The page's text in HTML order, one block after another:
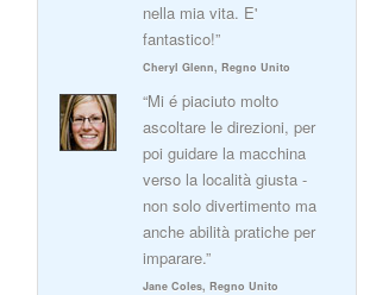
nella mia vita. E'
fantastico!”
Cheryl Glenn, Regno Unito
“Mi é piaciuto molto
ascoltare le direzioni, per
poi guidare la macchina
verso la località giusta -
non solo divertimento ma
anche abilità pratiche per
imparare.”
Jane Coles, Regno Unito